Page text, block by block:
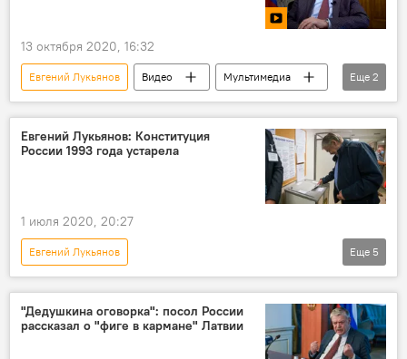
13 октября 2020, 16:32
Евгений Лукьянов Видео
Мультимедиа
Рига
освобождение
Еще 2
Евгений Лукьянов: Конституция
России 1993 года устарела
1 июля 2020, 20:27
Евгений Лукьянов
Голосование по поправкам в Конституцию России
Новости мира
Новости России
Россия
Конституция
Еще 5
"Дедушкина оговорка": посол России
рассказал о "фиге в кармане" Латвии